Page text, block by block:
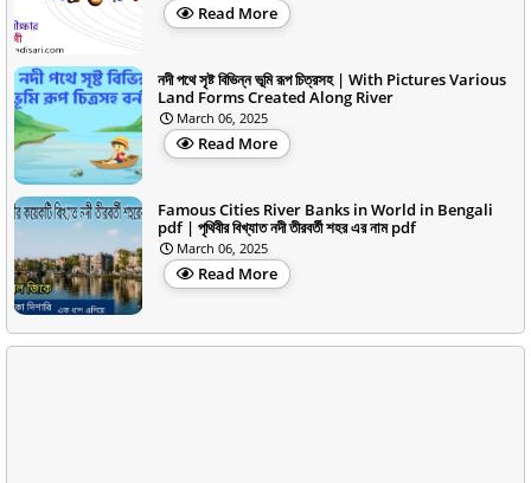
Read More
নদী পথে সৃষ্ট বিভিন্ন ভূমি রূপ চিত্রসহ | With Pictures Various
Land Forms Created Along River
March 06, 2025
Read More
Famous Cities River Banks in World in Bengali
pdf | পৃথিবীর বিখ্যাত নদী তীরবর্তী শহর এর নাম pdf
March 06, 2025
Read More